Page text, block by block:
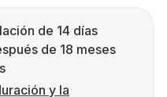
de 14 días
de 18 meses
y la